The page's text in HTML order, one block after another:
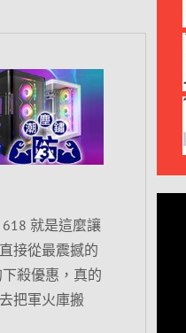
就是這麼讓
接從最震撼的
殺優惠，真的
把軍火庫搬